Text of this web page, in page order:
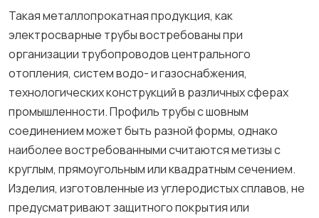
Такая металлопрокатная продукция, как
электросварные трубы востребованы при
организации трубопроводов центрального
отопления, систем водо- и газоснабжения,
технологических конструкций в различных сферах
промышленности. Профиль трубы с шовным
соединением может быть разной формы, однако
наиболее востребованными считаются метизы с
круглым, прямоугольным или квадратным сечением.
Изделия, изготовленные из углеродистых сплавов, не
предусматривают защитного покрытия или